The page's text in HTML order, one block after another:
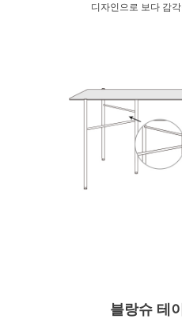
디자인으로 보다 감
블랑슈 테